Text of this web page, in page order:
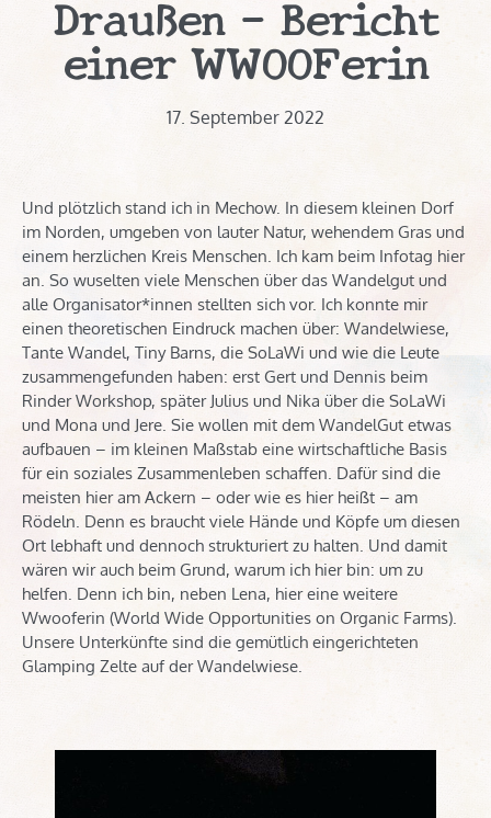
Draußen – Bericht
einer WWOOFerin
17. September 2022
Und plötzlich stand ich in Mechow. In diesem kleinen Dorf
im Norden, umgeben von lauter Natur, wehendem Gras und
einem herzlichen Kreis Menschen. Ich kam beim Infotag hier
an. So wuselten viele Menschen über das Wandelgut und
alle Organisator*innen stellten sich vor. Ich konnte mir
einen theoretischen Eindruck machen über: Wandelwiese,
Tante Wandel, Tiny Barns, die SoLaWi und wie die Leute
zusammengefunden haben: erst Gert und Dennis beim
Rinder Workshop, später Julius und Nika über die SoLaWi
und Mona und Jere. Sie wollen mit dem WandelGut etwas
aufbauen – im kleinen Maßstab eine wirtschaftliche Basis
für ein soziales Zusammenleben schaffen. Dafür sind die
meisten hier am Ackern – oder wie es hier heißt – am
Rödeln. Denn es braucht viele Hände und Köpfe um diesen
Ort lebhaft und dennoch strukturiert zu halten. Und damit
wären wir auch beim Grund, warum ich hier bin: um zu
helfen. Denn ich bin, neben Lena, hier eine weitere
Wwooferin (World Wide Opportunities on Organic Farms).
Unsere Unterkünfte sind die gemütlich eingerichteten
Glamping Zelte auf der Wandelwiese.